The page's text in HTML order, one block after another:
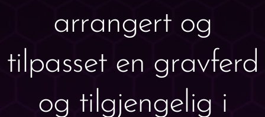
arrangert og
tilpasset en gravferd
og tilgjengelig i